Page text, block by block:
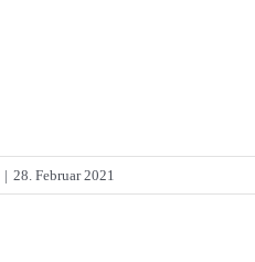
| 28. Februar 2021